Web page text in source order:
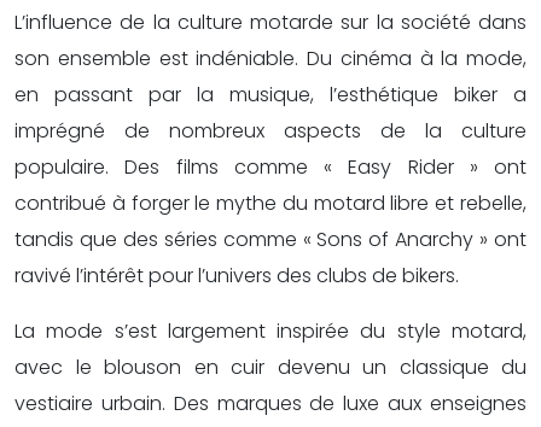
L’influence de la culture motarde sur la société dans
son ensemble est indéniable. Du cinéma à la mode,
en passant par la musique, l’esthétique biker a
imprégné de nombreux aspects de la culture
populaire. Des films comme « Easy Rider » ont
contribué à forger le mythe du motard libre et rebelle,
tandis que des séries comme « Sons of Anarchy » ont
ravivé l’intérêt pour l’univers des clubs de bikers.
La mode s’est largement inspirée du style motard,
avec le blouson en cuir devenu un classique du
vestiaire urbain. Des marques de luxe aux enseignes